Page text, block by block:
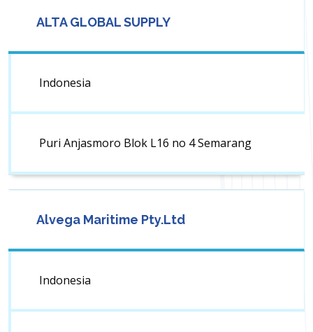
ALTA GLOBAL SUPPLY
Indonesia
Puri Anjasmoro Blok L16 no 4 Semarang
Alvega Maritime Pty.Ltd
Indonesia